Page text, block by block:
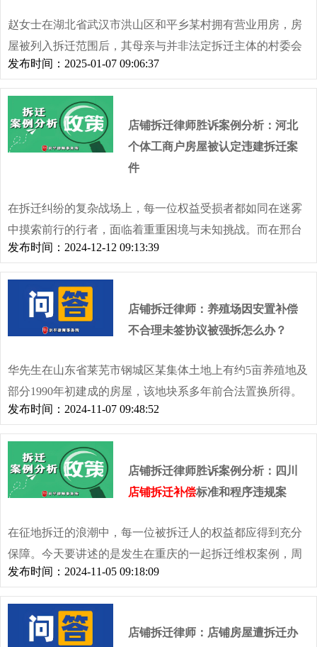
赵女士在湖北省武汉市洪山区和平乡某村拥有营业用房，房
屋被列入拆迁范围后，其母亲与并非法定拆迁主体的村委会
签订房屋拆迁合同，房屋随后遭拆除。赵女士发现拆迁补偿
与房屋实际价值不符，协商无果，维权陷入困境，亟待专业
支持开启合理维权路径。
发布时间：2025-01-07 09:06:37
店铺拆迁律师胜诉案例分析：河北
个体工商户房屋被认定违建拆迁案
件
在拆迁纠纷的复杂战场上，每一位权益受损者都如同在迷雾
中摸索前行的行者，面临着重重困境与未知挑战。而在邢台
的这起拆迁案例中，李先生的遭遇便是这一艰难处境的生动
写照，然而，他在迷茫中做出的关键抉择 —— 委托北京京平
律师事务所，却如同一束划破黑暗的强光，照亮了其维权之
路，最终书写下了胜诉的辉煌篇章，也为众多深陷同类困扰
的人们提供了极具价值的借鉴与启示
发布时间：2024-12-12 09:13:39
店铺拆迁律师：养殖场因安置补偿
不合理未签协议被强拆怎么办？
华先生在山东省莱芜市钢城区某集体土地上有约5亩养殖地及
部分1990年初建成的房屋，该地块系多年前合法置换所得。
2014年当地一项重点工程启动，华先生的房屋及养殖场所面
临拆迁。
发布时间：2024-11-07 09:48:52
店铺拆迁律师胜诉案例分析：四川
店铺拆迁补偿标准和程序违规案
在征地拆迁的浪潮中，每一位被拆迁人的权益都应得到充分
保障。今天要讲述的是发生在重庆的一起拆迁维权案例，周
先生与向女士这对夫妻在面对不合理拆迁补偿时，勇敢地踏
上了维权之路，而北京京平律师事务所的赵健律师、张爱慧
律师、雷亚律师组成的专业律师团成为了他们维权路上的坚
强后盾。
发布时间：2024-11-05 09:18:09
店铺拆迁律师：店铺房屋遭拆迁办